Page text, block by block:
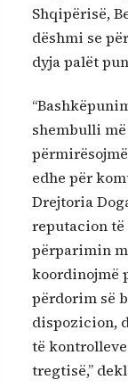
Shqipërisë,
dëshmi se
dyja palët
shembulli
edhe për
Drejtoria
reputacion
përparimin
koordinojmë
përdorim së
dispozicion,
të
tregtisë,”